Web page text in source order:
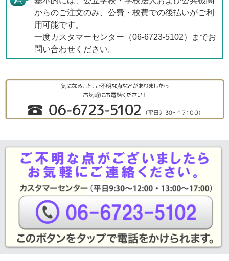
からのご注文のみ、公費・校費での後払いがご利
用可能です。
一度カスタマーセンター（06-6723-5102）までお
問い合わせください。